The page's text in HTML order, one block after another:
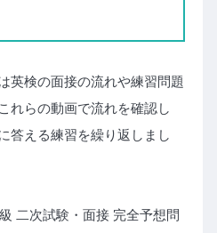
英検の面接の流れや練習問題
れらの動画で流れを確認し
答える練習を繰り返しまし
二次試験・面接 完全予想問